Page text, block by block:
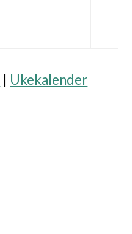
Ukekalender